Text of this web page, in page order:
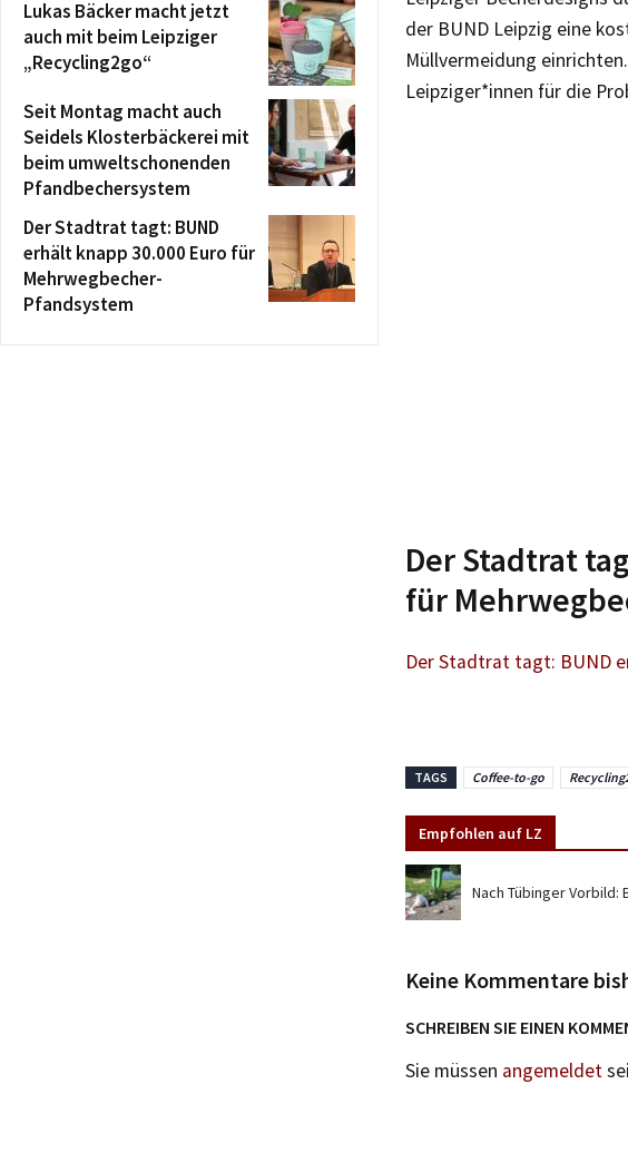
der BUND Leipzig eine
Müllvermeidung
Leipziger*innen für die
Der Stadtrat
für
Der Stadtrat tagt: BUND
TAGS Coffee-to-go
Empfohlen auf LZ
Nach Tübinger
Keine Kommentare
SCHREIBEN SIE EINEN
Sie müssen angemeldet
Lukas Bäcker macht jetzt
auch mit beim Leipziger
„Recycling2go“
Seit Montag macht auch
Seidels Klosterbäckerei mit
beim umweltschonenden
Pfandbechersystem
Der Stadtrat tagt: BUND
erhält knapp 30.000 Euro für
Mehrwegbecher-
Pfandsystem